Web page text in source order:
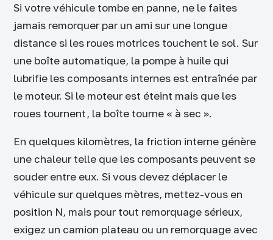
Si votre véhicule tombe en panne, ne le faites
jamais remorquer par un ami sur une longue
distance si les roues motrices touchent le sol. Sur
une boîte automatique, la pompe à huile qui
lubrifie les composants internes est entraînée par
le moteur. Si le moteur est éteint mais que les
roues tournent, la boîte tourne « à sec ».
En quelques kilomètres, la friction interne génère
une chaleur telle que les composants peuvent se
souder entre eux. Si vous devez déplacer le
véhicule sur quelques mètres, mettez-vous en
position N, mais pour tout remorquage sérieux,
exigez un camion plateau ou un remorquage avec